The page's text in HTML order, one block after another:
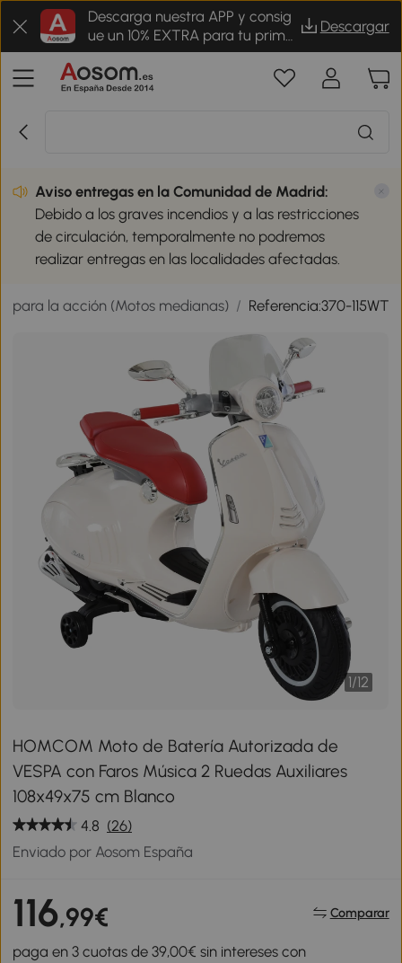
Descarga nuestra APP y consig
ue un 10% EXTRA para tu prime
r pedido
Descargar
Aviso entregas en la Comunidad de Madrid:
Debido a los graves incendios y a las restricciones
de circulación, temporalmente no podremos
realizar entregas en las localidades afectadas.
para la acción (Motos medianas) / Referencia:370-115WT
1/12
HOMCOM Moto de Batería Autorizada de
VESPA con Faros Música 2 Ruedas Auxiliares
108x49x75 cm Blanco
4.8 (26)
Enviado por Aosom España
116,99€ Comparar
paga en 3 cuotas de 39,00€ sin intereses con